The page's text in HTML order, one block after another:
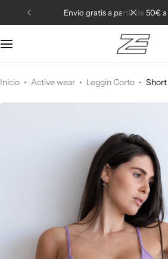
envio gratis a partir de 50€
Inicio Active wear Leggin Corto
Bikinis